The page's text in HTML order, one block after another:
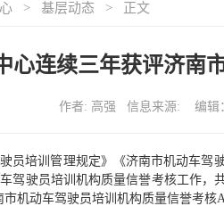
> 基层动态 > 正文
心连续三年获评济南
作者: 高强 信息来源: 编辑
员培训管理规定》《济南市机动车驾
驾驶员培训机构质量信誉考核工作
机动车驾驶员培训机构质量信誉考核